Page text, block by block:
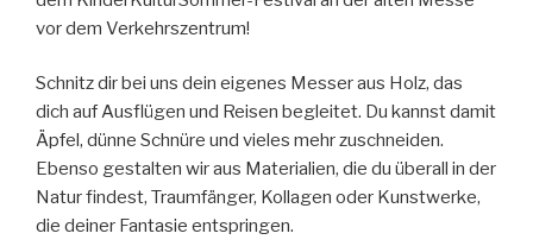
vor dem Verkehrszentrum!
Schnitz dir bei uns dein eigenes Messer aus Holz, das
dich auf Ausflügen und Reisen begleitet. Du kannst damit
Äpfel, dünne Schnüre und vieles mehr zuschneiden.
Ebenso gestalten wir aus Materialien, die du überall in der
Natur findest, Traumfänger, Kollagen oder Kunstwerke,
die deiner Fantasie entspringen.